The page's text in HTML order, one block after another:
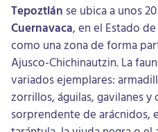
Tepoztlán se ubica a unos
Cuernavaca, en el Estado
como una zona de forma
Ajusco-Chichinautzin. La
variados ejemplares:
zorrillos, águilas, gavilanes
sorprendente de arácnidos,